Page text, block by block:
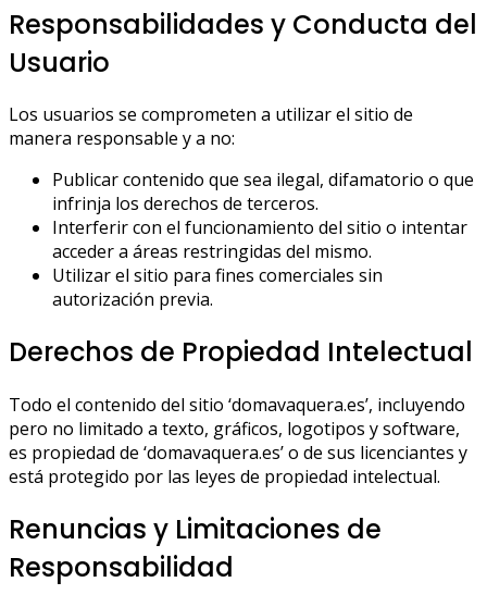
Responsabilidades y Conducta del
Usuario
Los usuarios se comprometen a utilizar el sitio de
manera responsable y a no:
Publicar contenido que sea ilegal, difamatorio o que
infrinja los derechos de terceros.
Interferir con el funcionamiento del sitio o intentar
acceder a áreas restringidas del mismo.
Utilizar el sitio para fines comerciales sin
autorización previa.
Derechos de Propiedad Intelectual
Todo el contenido del sitio ‘domavaquera.es’, incluyendo
pero no limitado a texto, gráficos, logotipos y software,
es propiedad de ‘domavaquera.es’ o de sus licenciantes y
está protegido por las leyes de propiedad intelectual.
Renuncias y Limitaciones de
Responsabilidad